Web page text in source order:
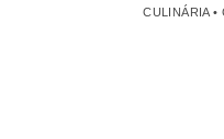
CULINÁRIA •